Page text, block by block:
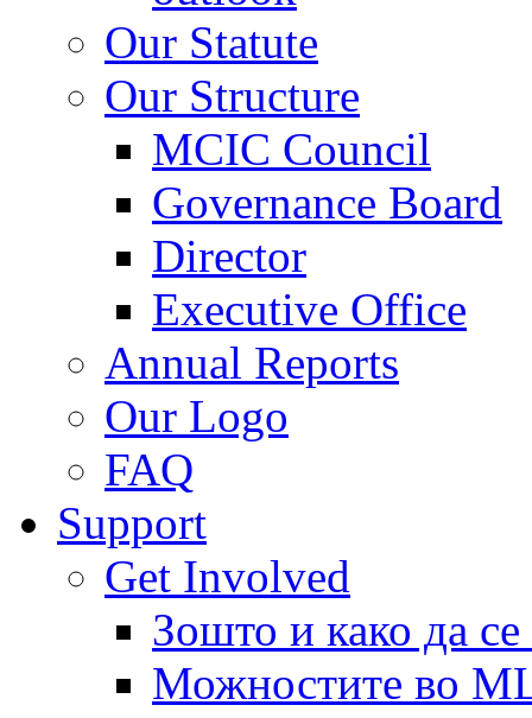
Our Statute
Our Structure
MCIC Council
Governance Board
Director
Executive Office
Annual Reports
Our Logo
FAQ
Support
Get Involved
Зошто и како да
Можностите во